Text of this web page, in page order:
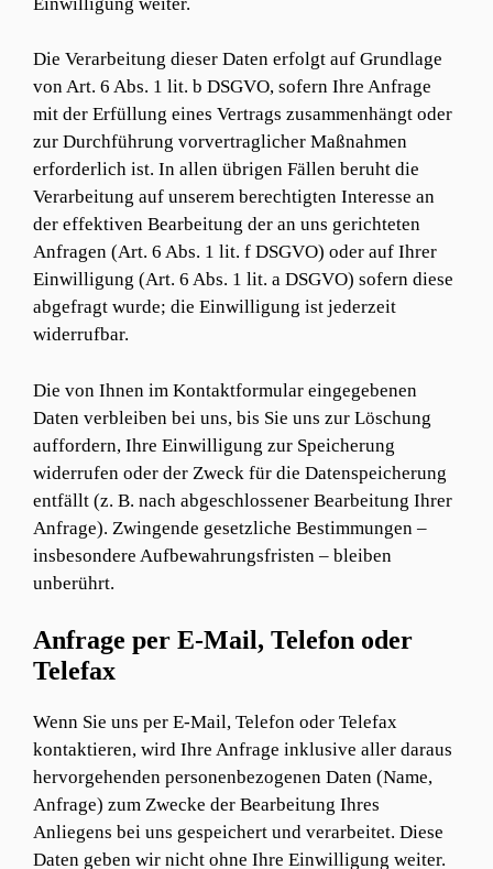
Die Verarbeitung dieser Daten erfolgt auf Grundlage
von Art. 6 Abs. 1 lit. b DSGVO, sofern Ihre Anfrage
mit der Erfüllung eines Vertrags zusammenhängt oder
zur Durchführung vorvertraglicher Maßnahmen
erforderlich ist. In allen übrigen Fällen beruht die
Verarbeitung auf unserem berechtigten Interesse an
der effektiven Bearbeitung der an uns gerichteten
Anfragen (Art. 6 Abs. 1 lit. f DSGVO) oder auf Ihrer
Einwilligung (Art. 6 Abs. 1 lit. a DSGVO) sofern diese
abgefragt wurde; die Einwilligung ist jederzeit
widerrufbar.
Die von Ihnen im Kontaktformular eingegebenen
Daten verbleiben bei uns, bis Sie uns zur Löschung
auffordern, Ihre Einwilligung zur Speicherung
widerrufen oder der Zweck für die Datenspeicherung
entfällt (z. B. nach abgeschlossener Bearbeitung Ihrer
Anfrage). Zwingende gesetzliche Bestimmungen –
insbesondere Aufbewahrungsfristen – bleiben
unberührt.
Anfrage per E-Mail, Telefon oder
Telefax
Wenn Sie uns per E-Mail, Telefon oder Telefax
kontaktieren, wird Ihre Anfrage inklusive aller daraus
hervorgehenden personenbezogenen Daten (Name,
Anfrage) zum Zwecke der Bearbeitung Ihres
Anliegens bei uns gespeichert und verarbeitet. Diese
Daten geben wir nicht ohne Ihre Einwilligung weiter.